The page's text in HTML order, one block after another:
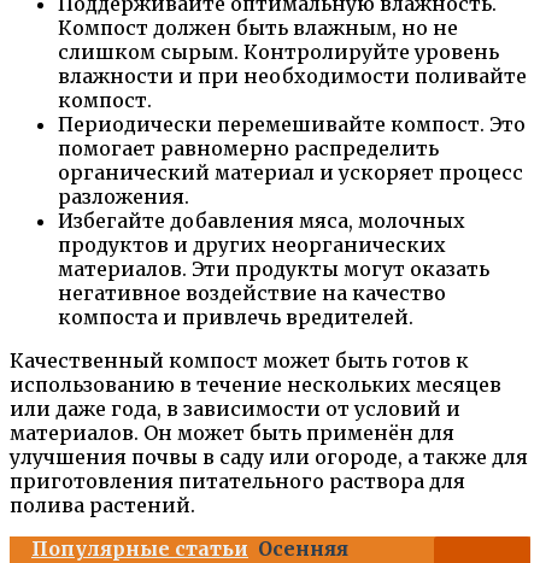
Компост должен быть влажным, но не
слишком сырым. Контролируйте уровень
влажности и при необходимости поливайте
компост.
Периодически перемешивайте компост. Это
помогает равномерно распределить
органический материал и ускоряет процесс
разложения.
Избегайте добавления мяса, молочных
продуктов и других неорганических
материалов. Эти продукты могут оказать
негативное воздействие на качество
компоста и привлечь вредителей.
Качественный компост может быть готов к
использованию в течение нескольких месяцев
или даже года, в зависимости от условий и
материалов. Он может быть применён для
улучшения почвы в саду или огороде, а также для
приготовления питательного раствора для
полива растений.
Популярные статьи Осенняя